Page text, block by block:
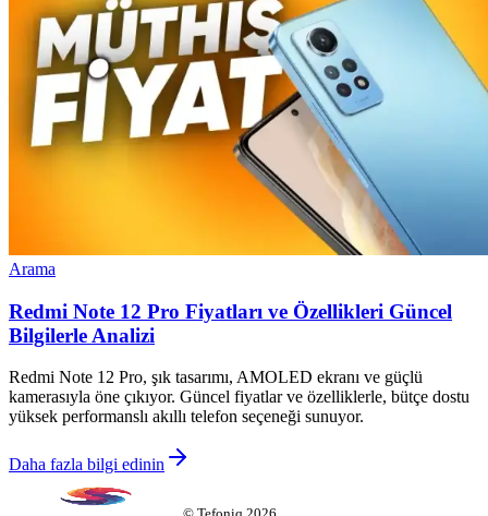
Arama
Redmi Note 12 Pro Fiyatları ve Özellikleri Güncel
Bilgilerle Analizi
Redmi Note 12 Pro, şık tasarımı, AMOLED ekranı ve güçlü
kamerasıyla öne çıkıyor. Güncel fiyatlar ve özelliklerle, bütçe dostu
yüksek performanslı akıllı telefon seçeneği sunuyor.
Daha fazla bilgi edinin